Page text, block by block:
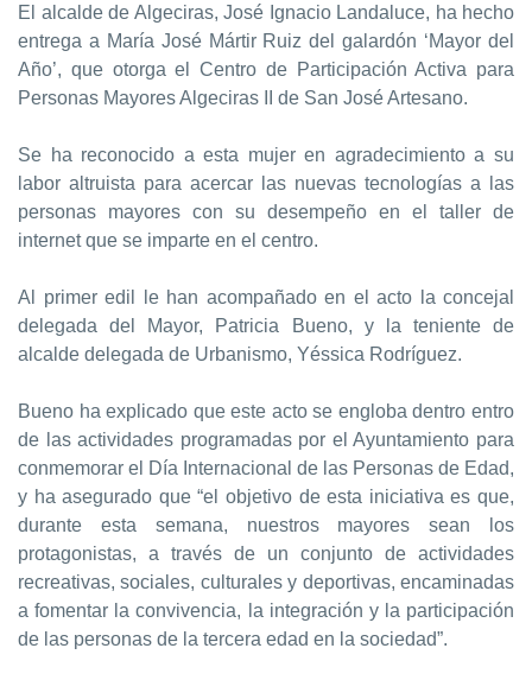
El alcalde de Algeciras, José Ignacio Landaluce, ha hecho
entrega a María José Mártir Ruiz del galardón ‘Mayor del
Año’, que otorga el Centro de Participación Activa para
Personas Mayores Algeciras II de San José Artesano.
Se ha reconocido a esta mujer en agradecimiento a su
labor altruista para acercar las nuevas tecnologías a las
personas mayores con su desempeño en el taller de
internet que se imparte en el centro.
Al primer edil le han acompañado en el acto la concejal
delegada del Mayor, Patricia Bueno, y la teniente de
alcalde delegada de Urbanismo, Yéssica Rodríguez.
Bueno ha explicado que este acto se engloba dentro entro
de las actividades programadas por el Ayuntamiento para
conmemorar el Día Internacional de las Personas de Edad,
y ha asegurado que “el objetivo de esta iniciativa es que,
durante esta semana, nuestros mayores sean los
protagonistas, a través de un conjunto de actividades
recreativas, sociales, culturales y deportivas, encaminadas
a fomentar la convivencia, la integración y la participación
de las personas de la tercera edad en la sociedad”.